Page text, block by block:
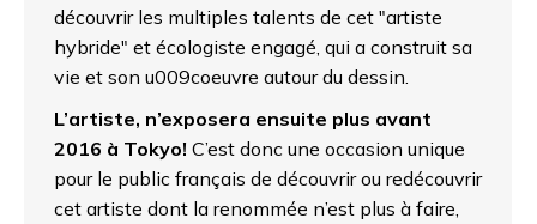
découvrir les multiples talents de cet "artiste
hybride" et écologiste engagé, qui a construit sa
vie et son u009coeuvre autour du dessin.
L’artiste, n’exposera ensuite plus avant
2016 à Tokyo! C’est donc une occasion unique
pour le public français de découvrir ou redécouvrir
cet artiste dont la renommée n’est plus à faire,